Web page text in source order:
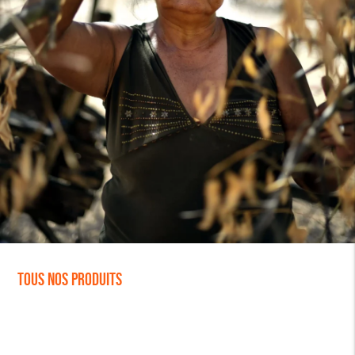
Tous nos produits